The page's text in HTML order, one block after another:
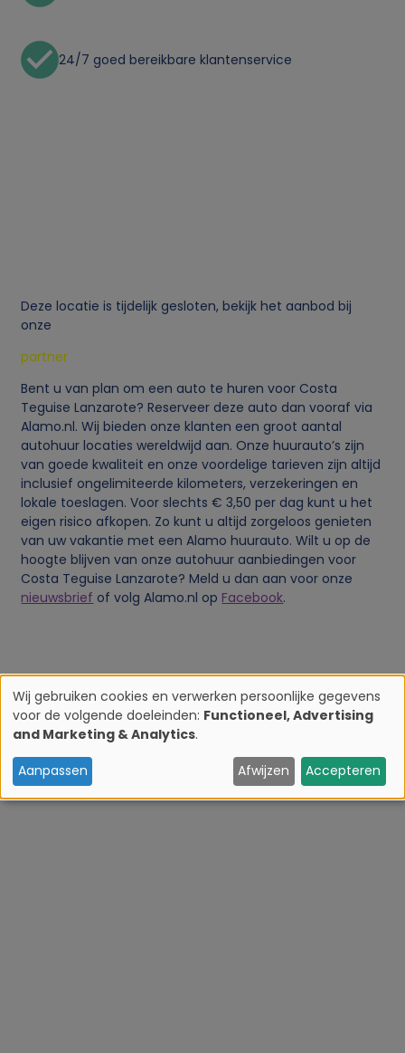
24/7 goed bereikbare klantenservice
Deze locatie is tijdelijk gesloten, bekijk het aanbod bij
onze
partner
Bent u van plan om een auto te huren voor Costa
Teguise Lanzarote? Reserveer deze auto dan vooraf via
Alamo.nl. Wij bieden onze klanten een groot aantal
autohuur locaties wereldwijd aan. Onze huurauto’s zijn
van goede kwaliteit en onze voordelige tarieven zijn altijd
inclusief ongelimiteerde kilometers, verzekeringen en
lokale toeslagen. Voor slechts € 3,50 per dag kunt u het
eigen risico afkopen. Zo kunt u altijd zorgeloos genieten
van uw vakantie met een Alamo huurauto. Wilt u op de
hoogte blijven van onze autohuur aanbiedingen voor
Costa Teguise Lanzarote? Meld u dan aan voor onze
nieuwsbrief of volg Alamo.nl op Facebook.
G
e
b
Wij gebruiken cookies en verwerken persoonlijke gegevens
voor de volgende doeleinden: Functioneel, Advertising
and Marketing & Analytics.
Aanpassen Afwijzen Accepteren